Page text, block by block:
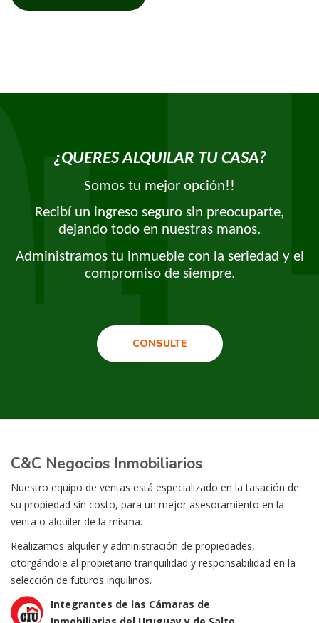
¿QUERES ALQUILAR TU CASA?
Somos tu mejor opción!!
Recibí un ingreso seguro sin preocuparte,
dejando todo en nuestras manos.
Administramos tu inmueble con la seriedad y el
compromiso de siempre.
CONSULTE
C&C Negocios Inmobiliarios
Nuestro equipo de ventas está especializado en la tasación de
su propiedad sin costo, para un mejor asesoramiento en la
venta o alquiler de la misma.
Realizamos alquiler y administración de propiedades,
otorgándole al propietario tranquilidad y responsabilidad en la
selección de futuros inquilinos.
Integrantes de las Cámaras de